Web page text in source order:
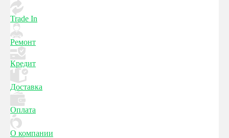
Trade In
Ремонт
Кредит
Доставка
Оплата
О компании